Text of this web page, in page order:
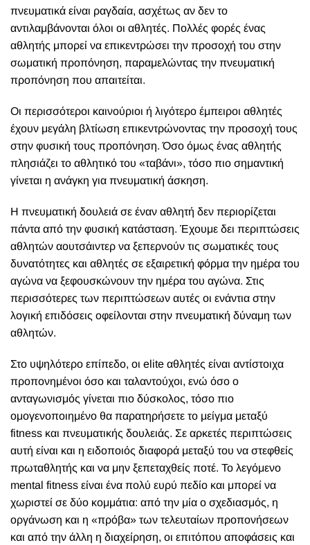
πνευματικά είναι ραγδαία, ασχέτως αν δεν το
αντιλαμβάνονται όλοι οι αθλητές. Πολλές φορές ένας
αθλητής μπορεί να επικεντρώσει την προσοχή του στην
σωματική προπόνηση, παραμελώντας την πνευματική
προπόνηση που απαιτείται.
Οι περισσότεροι καινούριοι ή λιγότερο έμπειροι αθλητές
έχουν μεγάλη βλτίωση επικεντρώνοντας την προσοχή τους
στην φυσική τους προπόνηση. Όσο όμως ένας αθλητής
πλησιάζει το αθλητικό του «ταβάνι», τόσο πιο σημαντική
γίνεται η ανάγκη για πνευματική άσκηση.
Η πνευματική δουλειά σε έναν αθλητή δεν περιορίζεται
πάντα από την φυσική κατάσταση. Έχουμε δει περιπτώσεις
αθλητών αουτσάιντερ να ξεπερνούν τις σωματικές τους
δυνατότητες και αθλητές σε εξαιρετική φόρμα την ημέρα του
αγώνα να ξεφουσκώνουν την ημέρα του αγώνα. Στις
περισσότερες των περιπτώσεων αυτές οι ενάντια στην
λογική επιδόσεις οφείλονται στην πνευματική δύναμη των
αθλητών.
Στο υψηλότερο επίπεδο, οι elite αθλητές είναι αντίστοιχα
προπονημένοι όσο και ταλαντούχοι, ενώ όσο ο
ανταγωνισμός γίνεται πιο δύσκολος, τόσο πιο
ομογενοποιημένο θα παρατηρήσετε το μείγμα μεταξύ
fitness και πνευματικής δουλειάς. Σε αρκετές περιπτώσεις
αυτή είναι και η ειδοποιός διαφορά μεταξύ του να στεφθείς
πρωταθλητής και να μην ξεπεταχθείς ποτέ. Το λεγόμενο
mental fitness είναι ένα πολύ ευρύ πεδίο και μπορεί να
χωριστεί σε δύο κομμάτια: από την μία ο σχεδιασμός, η
οργάνωση και η «πρόβα» των τελευταίων προπονήσεων
και από την άλλη η διαχείρηση, οι επιτόπου αποφάσεις και